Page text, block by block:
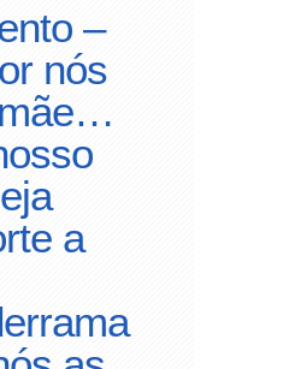
–
nós
a